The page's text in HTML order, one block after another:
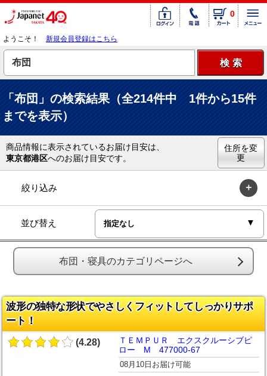
0
ようこそ！ 新規会員登録はこちら
「布団」の検索結果（全214件中 1件から15件
までを表示）
商品情報に表示されているお届け目安は、
東京都港区へのお届け目安です。
住所を変
更
絞り込み
並び替え
布団・寝具のカテゴリページへ
波形の独特な形状でやさしくフィットしてしっかりサポ
ート！
(4.28)
ＴＥＭＰＵＲ エクスクルーシブピ
ロー M 477000-67
08月10日お届け可能